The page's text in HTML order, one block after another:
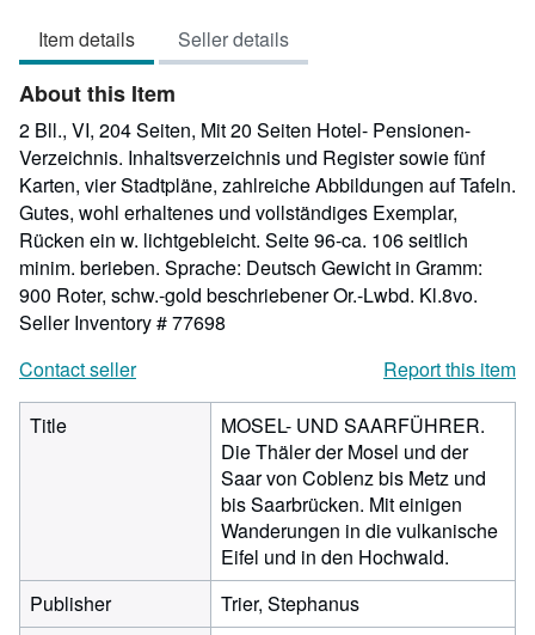
of
5
Item details Seller details
About this Item
2 Bll., VI, 204 Seiten, Mit 20 Seiten Hotel- Pensionen-
Verzeichnis. Inhaltsverzeichnis und Register sowie fünf
Karten, vier Stadtpläne, zahlreiche Abbildungen auf Tafeln.
Gutes, wohl erhaltenes und vollständiges Exemplar,
Rücken ein w. lichtgebleicht. Seite 96-ca. 106 seitlich
minim. berieben. Sprache: Deutsch Gewicht in Gramm:
900 Roter, schw.-gold beschriebener Or.-Lwbd. Kl.8vo.
Seller Inventory # 77698
Contact seller
Report this item
Title
MOSEL- UND SAARFÜHRER.
Die Thäler der Mosel und der
Saar von Coblenz bis Metz und
bis Saarbrücken. Mit einigen
Wanderungen in die vulkanische
Eifel und in den Hochwald.
Publisher
Trier, Stephanus